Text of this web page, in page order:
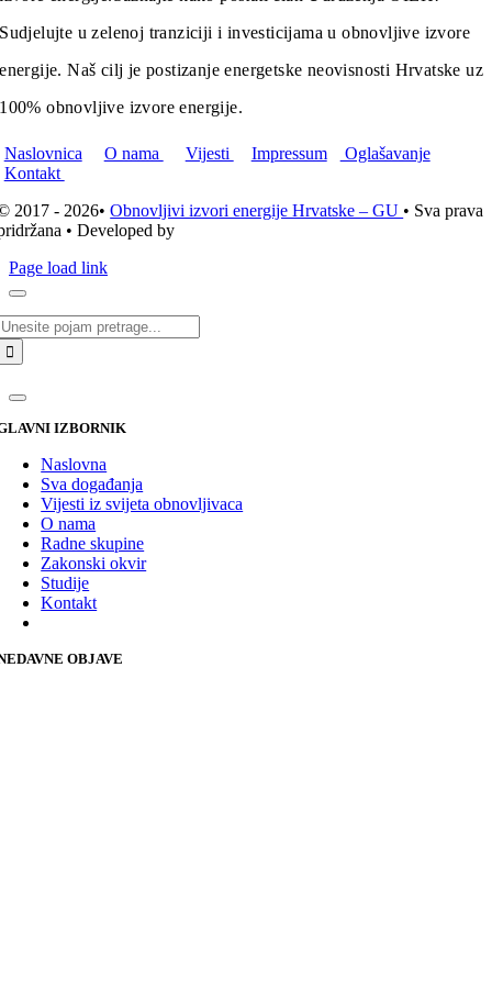
Sudjelujte u zelenoj tranziciji i investicijama u obnovljive izvore
energije. Naš cilj je postizanje energetske neovisnosti Hrvatske uz
100% obnovljive izvore energije.
Naslovnica O nama Vijesti Impressum
Oglašavanje
Kontakt
2017 - 2026•Obnovljivi izvori energije Hrvatske – GU • Sva prava
• Developed by
Page load link
IZBORNIK
Naslovna
Sva događanja
Vijesti iz svijeta obnovljivaca
O nama
Radne skupine
Zakonski okvir
Studije
Kontakt
OBJAVE